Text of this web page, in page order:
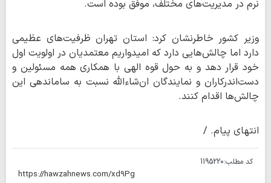
نرم در مدیریت‌های مختلف، موفق بوده است.
وزیر کشور خاطرنشان کرد: استان تهران ظرفیت‌های عظیمی
دارد اما چالش‌هایی دارد که امیدواریم معتمدیان در اولویت اول
خود قرار دهد و به حول قوه الهی با همکاری همه مسئولین و
دست‌اندرکاران و نمایندگان ان‌شاءالله نسبت به ساماندهی این
چالش‌ها اقدام کنند.
انتهای پیام. /
کد مطلب:1195220